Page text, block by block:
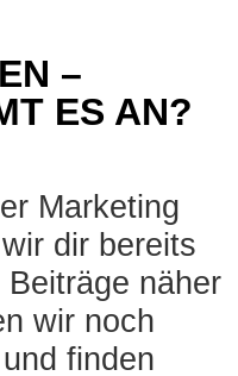
–
ES AN?
Marketing
dir bereits
näher
wir noch
finden